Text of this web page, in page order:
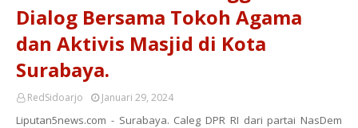
Dialog Bersama Tokoh Agama
dan Aktivis Masjid di Kota
Surabaya.
RedSidoarjo Januari 29, 2024
Liputan5news.com - Surabaya. Caleg DPR RI dari partai NasDem